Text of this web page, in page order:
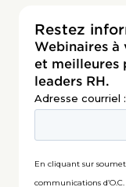
Restez
Webinaires à
et meilleures
leaders RH.